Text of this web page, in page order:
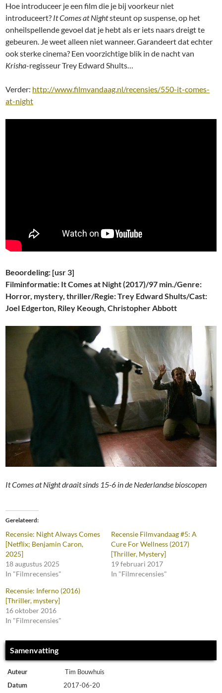
Hoe introduceer je een film die je bij voorkeur niet
introduceert? It Comes at Nightsteunt op suspense, op het
onheilspellende gevoel dat je hebt als er iets naars dreigt te
gebeuren. Je weet alleen niet wanneer. Garandeert dat echter
ook sterke cinema? Een voorzichtige blik in de nacht van
Krisha-regisseur Trey Edward Shults…
Verder: http://www.filmvandaag.nl/recensies/550-it-comes-
at-night
Beoordeling: [usr 3]
Filminformatie: It Comes at Night (2017)/97 min./Genre:
Horror, mystery, thriller/Regie: Trey Edward Shults/Cast:
Joel Edgerton, Riley Keough, Christopher Abbott
It Comes at Night draait sinds 15-6 in de Nederlandse bioscopen
Gerelateerd
Recensie: Night Always Comes
[Netflix; Benjamin Caron,
2025]
18 augustus 2025
In "Filmrecensies"
Recensie Filmvandaag #5: A
Cure For Wellness (2017)
[Thriller, Mystery]
19 februari 2017
In "Filmrecensies"
Recensie: Inferno (2016)
[Thriller, mystery]
16 oktober 2016
In "Filmrecensies"
Samenvatting
Auteur
Tim Bouwhuis
Datum
2017-06-20